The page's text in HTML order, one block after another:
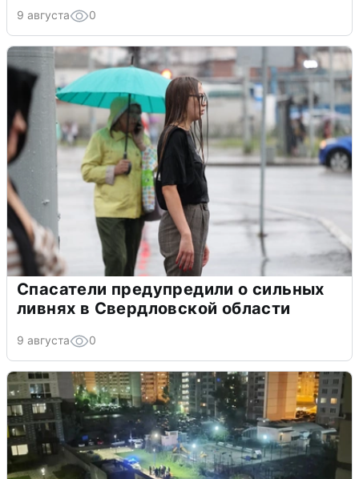
9 августа 0
Спасатели предупредили о сильных
ливнях в Свердловской области
9 августа 0